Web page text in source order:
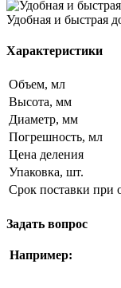
Удобная и быстрая
Характеристики
Объем, мл
Высота, мм
Диаметр, мм
Погрешность, мл
Цена деления
Упаковка, шт.
Срок поставки при
Задать вопрос
Например: